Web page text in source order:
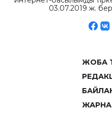
03.07.2019 ж.
ЖОБА